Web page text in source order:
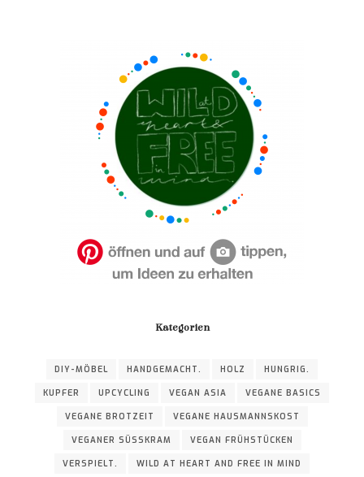
Kategorien
DIY-MÖBEL HANDGEMACHT. HOLZ HUNGRIG.
KUPFER UPCYCLING VEGAN ASIA VEGANE BASICS
VEGANE BROTZEIT VEGANE HAUSMANNSKOST
VEGANER SÜSSKRAM VEGAN FRÜHSTÜCKEN
VERSPIELT. WILD AT HEART AND FREE IN MIND